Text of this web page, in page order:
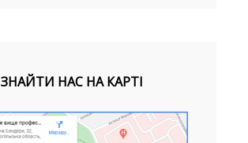
ЗНАЙТИ НАС НА КАРТІ